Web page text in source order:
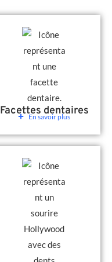
Facettes dentaires
En savoir plus